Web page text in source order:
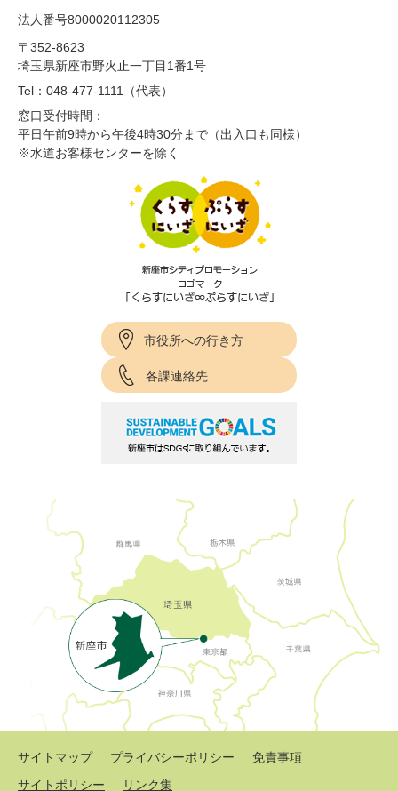
法人番号8000020112305
〒352-8623
埼玉県新座市野火止一丁目1番1号
Tel：048-477-1111（代表）
窓口受付時間：
平日午前9時から午後4時30分まで（出入口も同様）
※水道お客様センターを除く
市役所への行き方
各課連絡先
サイトマップ プライバシーポリシー
免責事項
サイトポリシー
リンク集